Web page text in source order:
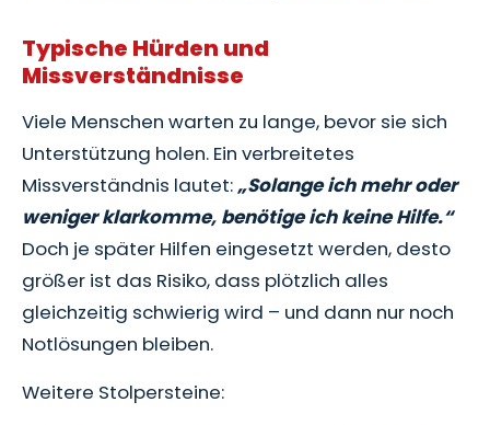
Typische Hürden und
Missverständnisse
Viele Menschen warten zu lange, bevor sie sich
Unterstützung holen. Ein verbreitetes
Missverständnis lautet: „Solange ich mehr oder
weniger klarkomme, benötige ich keine Hilfe.“
Doch je später Hilfen eingesetzt werden, desto
größer ist das Risiko, dass plötzlich alles
gleichzeitig schwierig wird – und dann nur noch
Notlösungen bleiben.
Weitere Stolpersteine: